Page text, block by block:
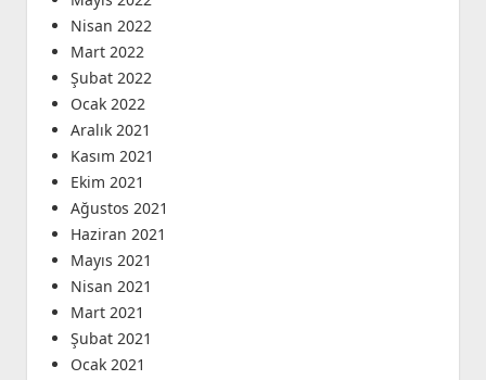
Nisan 2022
Mart 2022
Şubat 2022
Ocak 2022
Aralık 2021
Kasım 2021
Ekim 2021
Ağustos 2021
Haziran 2021
Mayıs 2021
Nisan 2021
Mart 2021
Şubat 2021
Ocak 2021